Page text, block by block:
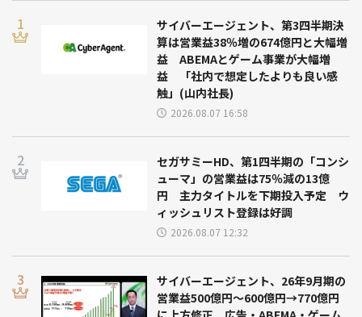
サイバーエージェント、第3四半期決
算は営業益38％増の674億円と大幅増
益 ABEMAとゲーム事業が大幅増
益 「社内で想定したよりも良い感
触」(山内社長)
2026.08.07 16:58
セガサミーHD、第1四半期の「コンシ
ューマ」の営業益は75％減の13億
円 主力タイトルを下期投入予定 ウ
ィッシュリスト登録は好調
2026.08.07 12:32
サイバーエージェント、26年9月期の
営業益500億円～600億円→770億円